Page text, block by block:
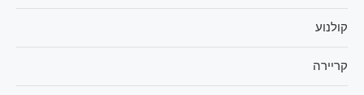
קולנוע
קריירה